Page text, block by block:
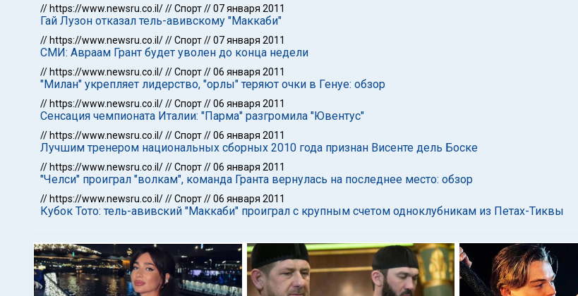
// https://www.newsru.co.il///Спорт//07 января 2011
Гай Лузон отказал тель-авивскому "Маккаби"
// https://www.newsru.co.il///Спорт//07 января 2011
СМИ: Авраам Грант будет уволен до конца недели
// https://www.newsru.co.il///Спорт//06 января 2011
"Милан" укрепляет лидерство, "орлы" теряют очки в Генуе: обзор
// https://www.newsru.co.il///Спорт//06 января 2011
Сенсация чемпионата Италии: "Парма" разгромила "Ювентус"
// https://www.newsru.co.il///Спорт//06 января 2011
Лучшим тренером национальных сборных 2010 года признан Висенте дель Боске
// https://www.newsru.co.il///Спорт//06 января 2011
"Челси" проиграл "волкам", команда Гранта вернулась на последнее место: обзор
// https://www.newsru.co.il///Спорт//06 января 2011
Кубок Тото: тель-авивский "Маккаби" проиграл с крупным счетом одноклубникам из Петах-Тиквы